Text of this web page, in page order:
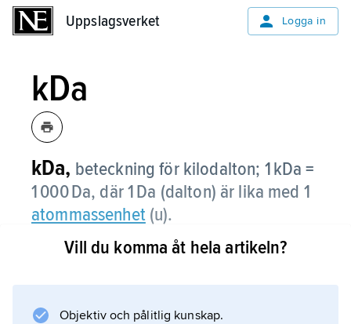
Uppslagsverket Logga in
kDa
kDa, beteckning för kilodalton; 1 kDa =
1 000 Da, där 1 Da (dalton) är lika med 1
atommassenhet(u).
Information om artikeln
Vill du komma åt hela artikeln?
Objektiv och pålitlig kunskap.